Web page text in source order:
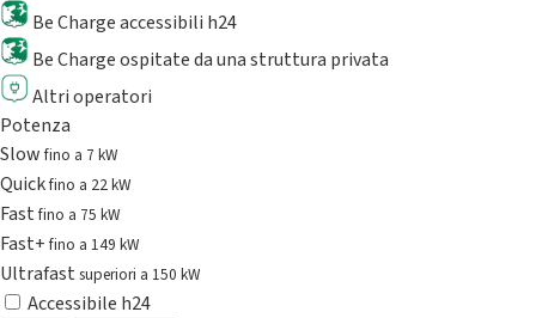
Be Charge accessibili h24
Be Charge ospitate da una struttura privata
Altri operatori
Potenza
Slowfino a 7 kW
Quickfino a 22 kW
Fastfino a 75 kW
Fast+fino a 149 kW
Ultrafast superiori a 150 kW
Accessibile h24